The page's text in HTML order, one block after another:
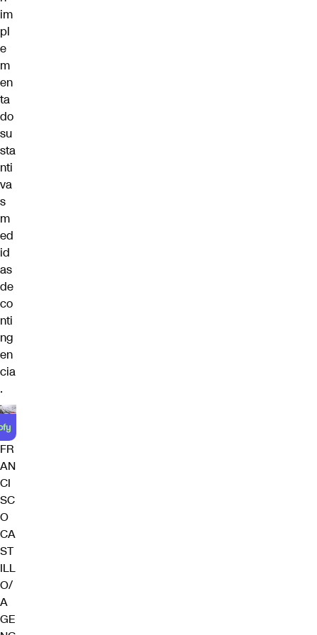
im
pl
e
m
en
ta
do
su
sta
nti
va
s
m
ed
id
as
de
co
nti
ng
en
cia
.
FR
AN
CI
SC
O
CA
ST
ILL
O/
A
GE